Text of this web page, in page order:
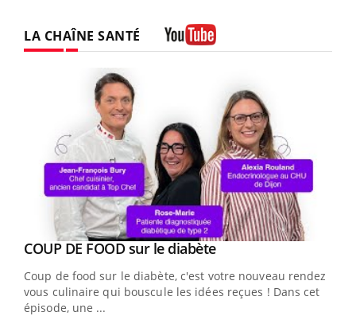
LA CHAÎNE SANTÉ
Youtube
COUP DE FOOD sur le diabèteYoutube
Coup de food sur le diabète, c'est votre nouveau rendez-
vous culinaire qui bouscule les idées reçues ! Dans cet
épisode, une ...